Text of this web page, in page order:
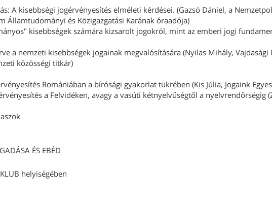
A kisebbségi jogérvényesítés elméleti kérdései. (Gazsó Dániel, a
Államtudományi és Közigazgatási Karának óraadója)
kisebbségek számára kizsarolt jogokról, mint az emberi jogi
a nemzeti kisebbségek jogainak megvalósítására (Nyilas Mihály,
közösségi titkár)
Romániában a bírósági gyakorlat tükrében (Kis Júlia, Jogaink
a Felvidéken, avagy a vasúti kétnyelvűségtől a nyelvrendőrségig
ÉS EBÉD
helyiségében